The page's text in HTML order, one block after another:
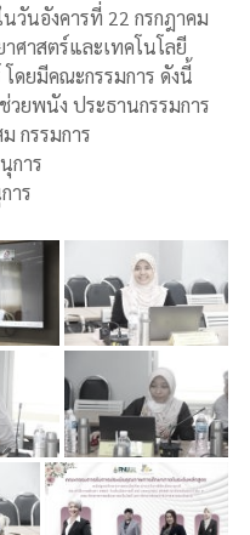
วันอังคารที่ 22 กรกฎาคม
ศาสตร์และเทคโนโลยี
ดยมีคณะกรรมการ ดังนี้
วยพนัง ประธานกรรมการ
กรรมการ
การ
าร